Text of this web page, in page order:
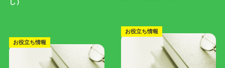
お役立ち情報
お役立ち情報